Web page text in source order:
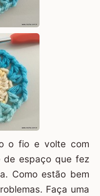
o fio e volte com
de espaço que fez
Como estão bem
Faça uma